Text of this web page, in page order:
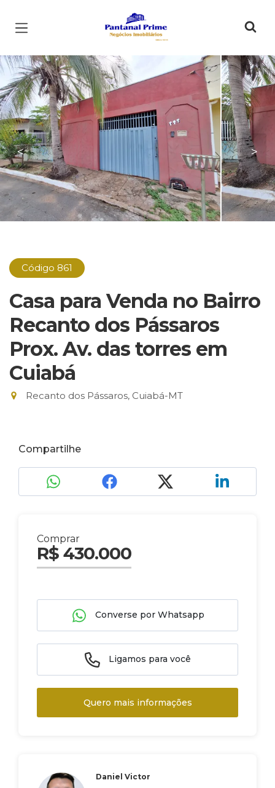
Página inicial
< >
Código 861
Casa para Venda no Bairro
Recanto dos Pássaros
Prox. Av. das torres em
Cuiabá
Recanto dos Pássaros, Cuiabá-MT
Compartilhe
Comprar
R$ 430.000
Converse por Whatsapp
Ligamos para você
Quero mais informações
Daniel Victor